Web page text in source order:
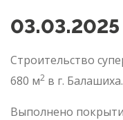
03.03.2025
Строительство
680 м2 в г. Балашиха.
Выполнено